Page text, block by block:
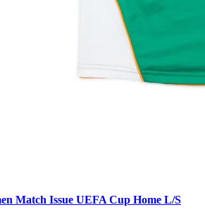
Match Issue UEFA Cup Home L/S